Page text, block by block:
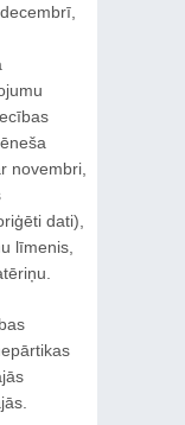
novembri,
dati),
līmenis,